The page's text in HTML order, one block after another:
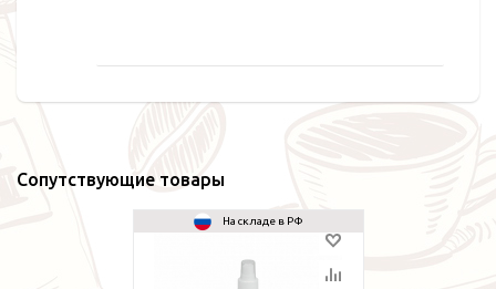
Сопутствующие товары
На складе в РФ